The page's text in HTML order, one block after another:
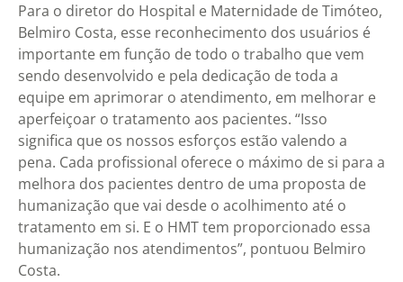
Para o diretor do Hospital e Maternidade de Timóteo,
Belmiro Costa, esse reconhecimento dos usuários é
importante em função de todo o trabalho que vem
sendo desenvolvido e pela dedicação de toda a
equipe em aprimorar o atendimento, em melhorar e
aperfeiçoar o tratamento aos pacientes. “Isso
significa que os nossos esforços estão valendo a
pena. Cada profissional oferece o máximo de si para a
melhora dos pacientes dentro de uma proposta de
humanização que vai desde o acolhimento até o
tratamento em si. E o HMT tem proporcionado essa
humanização nos atendimentos”, pontuou Belmiro
Costa.